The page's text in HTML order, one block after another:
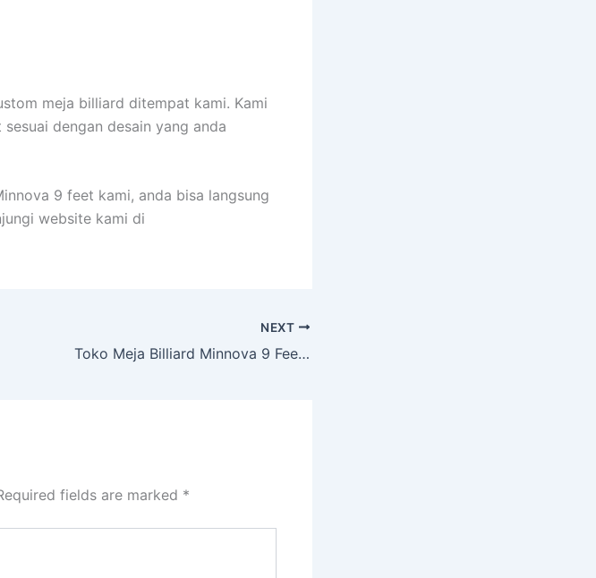
meja billiard ditempat kami. Kami
dengan desain yang anda
9 feet kami, anda bisa langsung
website kami di
NEXT
Toko Meja Billiard Minnova 9 Feet Blitar
fields are marked *